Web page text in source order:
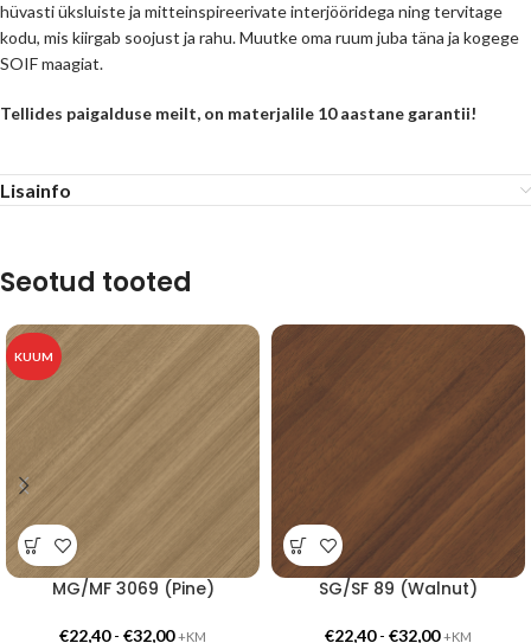
hüvasti üksluiste ja mitteinspireerivate interjööridega ning tervitage
kodu, mis kiirgab soojust ja rahu. Muutke oma ruum juba täna ja kogege
SOIF maagiat.
Tellides paigalduse meilt, on materjalile 10 aastane garantii!
Lisainfo
Seotud tooted
KUUM
MG/MF 3069 (Pine)
€22,40- €32,00 +KM
SG/SF 89 (Walnut)
€22,40- €32,00 +KM